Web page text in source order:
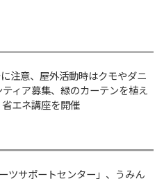
注意、屋外活動時はクモやダニ
ィア募集、緑のカーテンを植え
エネ講座を開催
ツサポートセンター」、うみん